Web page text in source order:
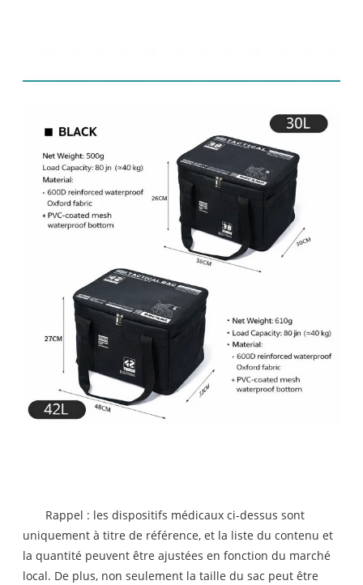
Rappel : les dispositifs médicaux ci-dessus sont
uniquement à titre de référence, et la liste du contenu et
la quantité peuvent être ajustées en fonction du marché
local. De plus, non seulement la taille du sac peut être